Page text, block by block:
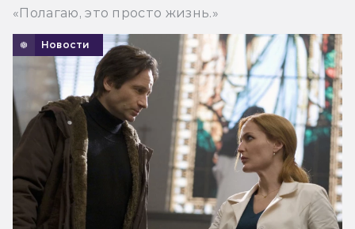
«Полагаю, это просто жизнь.»
Новости